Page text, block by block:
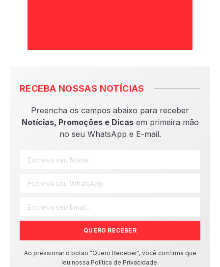
RECEBA NOSSAS NOTÍCIAS
Preencha os campos abaixo para receber
Notícias, Promoções e Dicasem primeira mão
no seu WhatsApp e E-mail.
QUERO RECEBER
Ao pressionar o botão "Quero Receber", você confirma que
leu nossa Política de Privacidade.